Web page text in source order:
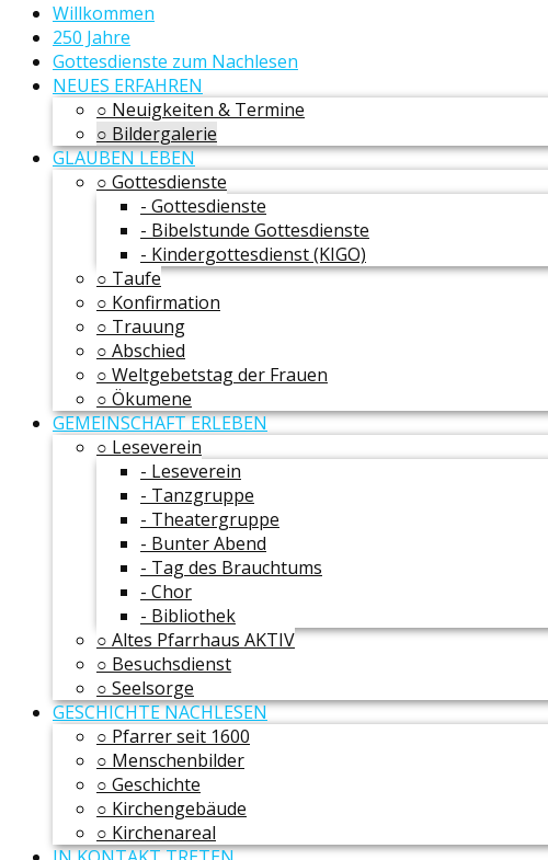
Willkommen
250 Jahre
Gottesdienste zum Nachlesen
NEUES ERFAHREN
○ Neuigkeiten & Termine
○ Bildergalerie
GLAUBEN LEBEN
○ Gottesdienste
- Gottesdienste
- Bibelstunde Gottesdienste
- Kindergottesdienst (KIGO)
○ Taufe
○ Konfirmation
○ Trauung
○ Abschied
○ Weltgebetstag der Frauen
○ Ökumene
GEMEINSCHAFT ERLEBEN
○ Leseverein
- Leseverein
- Tanzgruppe
- Theatergruppe
- Bunter Abend
- Tag des Brauchtums
- Chor
- Bibliothek
○ Altes Pfarrhaus AKTIV
○ Besuchsdienst
○ Seelsorge
GESCHICHTE NACHLESEN
○ Pfarrer seit 1600
○ Menschenbilder
○ Geschichte
○ Kirchengebäude
○ Kirchenareal